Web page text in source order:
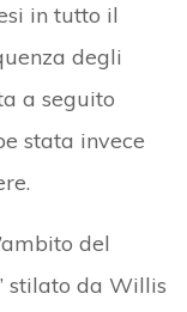
in tutto il
degli
a seguito
stata invece
del
stilato da Willis